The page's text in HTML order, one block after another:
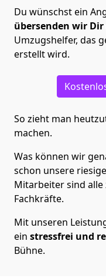
Du wünschst ein
übersenden wir
Umzugshelfer, das
erstellt wird.
So zieht man
machen.
Was können wir
schon unsere
Mitarbeiter sind
Fachkräfte.
Mit unseren
ein stressfrei und
Bühne.